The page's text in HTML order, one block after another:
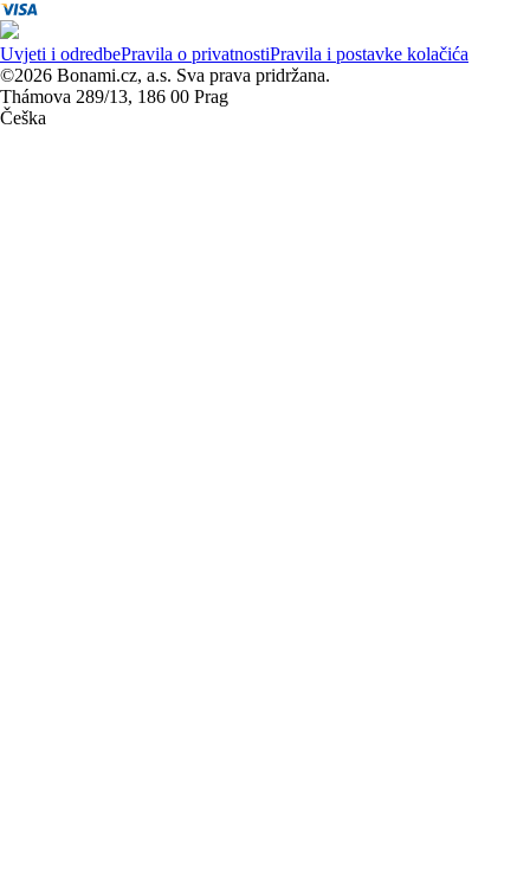
Uvjeti i odredbePravila o privatnostiPravila i postavke kolačića
©2026 Bonami.cz, a.s. Sva prava pridržana.
Thámova 289/13, 186 00 Prag
Češka